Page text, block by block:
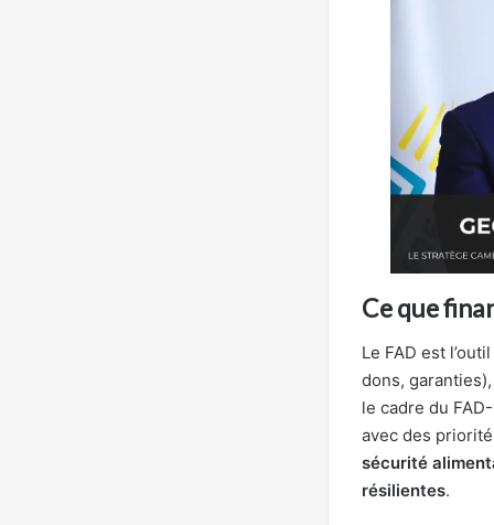
Ce que
Le FAD est
dons,
le cadre du
avec des
sécurité
résilientes.